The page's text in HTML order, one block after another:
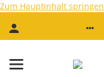
Zum Hauptinhalt springen